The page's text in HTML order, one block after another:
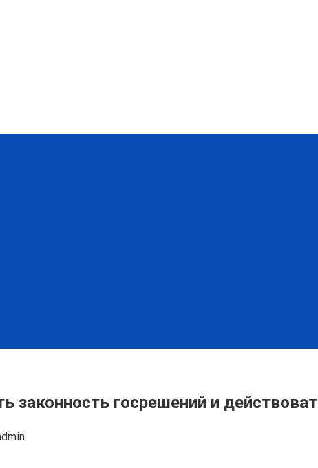
законность госрешений и действоват